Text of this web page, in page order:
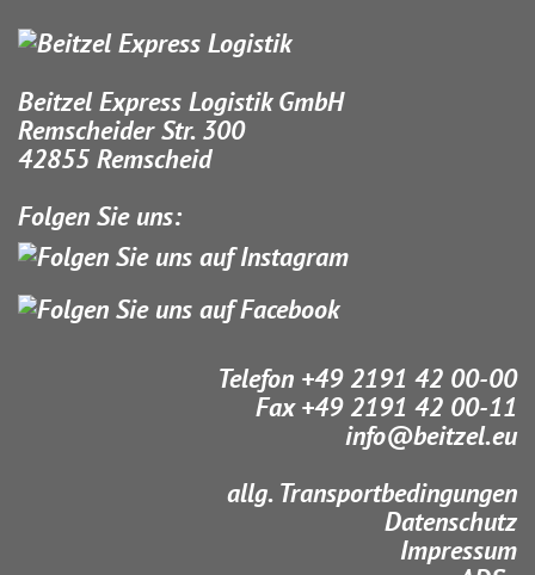
Beitzel Express Logistik GmbH
Remscheider Str. 300
42855 Remscheid
Folgen Sie uns:
Telefon +49 2191 42 00-00
Fax +49 2191 42 00-11
info@beitzel.eu
allg. Transportbedingungen
Datenschutz
Impressum